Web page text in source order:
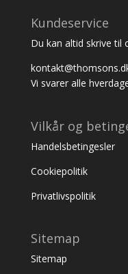
Kundeservice
Du kan altid skrive til
Vi svarer alle
Vilkår og
Handelsbetingesler
Cookiepolitik
Privatlivspolitik
Sitemap
Sitemap